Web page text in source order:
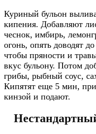
Куриный бульон
кипения. Добавляют
чеснок, имбирь,
огонь, опять доводят
чтобы пряности и
вкус бульону. Потом
грибы, рыбный соус,
Кипятят еще 5 мин,
кинзой и подают.